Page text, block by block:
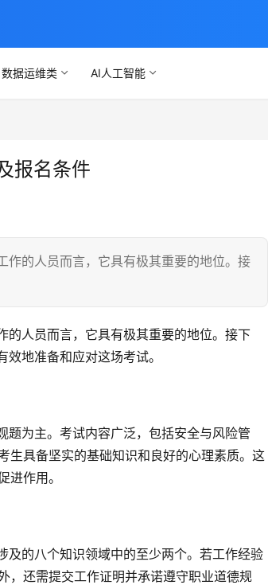
数据运维类 AI人工智能
报名条件
作的人员而言，它具有极其重要的地位。接
的人员而言，它具有极其重要的地位。接下
地准备和应对这场考试。
题为主。考试内容广泛，包括安全与风险管
生具备坚实的基础知识和良好的心理素质。这
进作用。
及的八个知识领域中的至少两个。若工作经验
，还需提交工作证明并承诺遵守职业道德规